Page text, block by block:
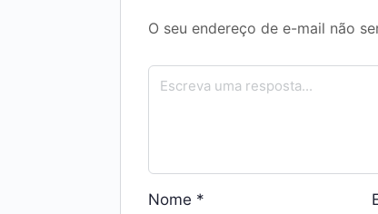
O seu endereço de e-mail não
Nome *